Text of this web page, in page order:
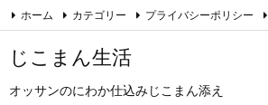
じこまん生活
オッサンのにわか仕込みじこまん添え
ホーム カテゴリー プライバシーポリシー
Feedly